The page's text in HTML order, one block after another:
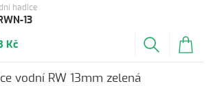
RWN-13
hadice
Kč
vodní RW 13mm zelená